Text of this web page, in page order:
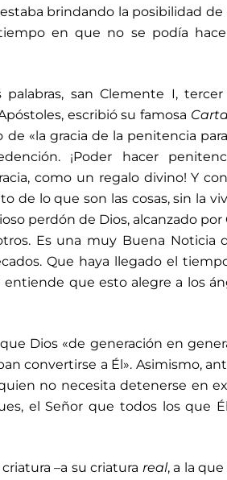
brindando la posibilidad de
en que no se podía
san Clemente I, tercer
escribió su famosa
«la gracia de la penitencia
¡Poder hacer
como un regalo divino! Y
de lo que son las cosas, sin la
perdón de Dios, alcanzado por
Es una muy Buena Noticia
Que haya llegado el
que esto alegre a los
Dios «de generación en
convertirse a Él». Asimismo,
no necesita detenerse en
el Señor que todos los que
–a su criatura real, a la